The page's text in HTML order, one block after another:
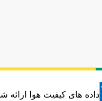
داده های کیفیت هوا